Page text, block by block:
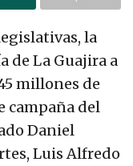
la
de La Guajira a
millones de
campaña del
Daniel
Luis Alfredo